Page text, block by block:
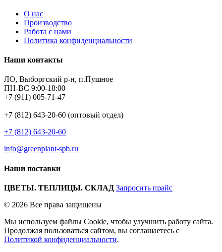
О нас
Производство
Работа с нами
Политика конфиденциальности
Наши контакты
ЛО, Выборгский р-н, п.Пушное
ПН-ВС 9:00-18:00
+7 (911) 005-71-47
+7 (812) 643-20-60 (оптовый отдел)
+7 (812) 643-20-60
info@greenplant-spb.ru
Наши поставки
ЦВЕТЫ. ТЕПЛИЦЫ. СКЛАД Запросить прайс
© 2026 Все права защищены
Мы используем файлы Cookie, чтобы улучшить работу сайта.
Продолжая пользоваться сайтом, вы соглашаетесь с
Политикой конфиденциальности.